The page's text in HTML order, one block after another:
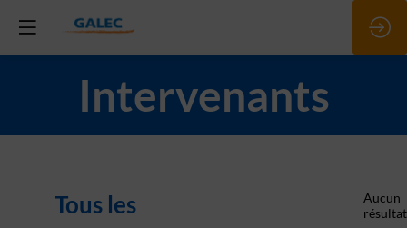
Intervenants
Tous les
Aucun
résultat